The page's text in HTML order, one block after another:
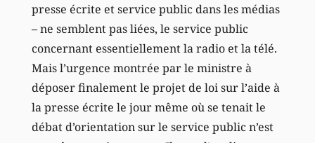
presse écrite et service public dans les médias
– ne semblent pas liées, le service public
concernant essentiellement la radio et la télé.
Mais l’urgence montrée par le ministre à
déposer finalement le projet de loi sur l’aide à
la presse écrite le jour même où se tenait le
débat d’orientation sur le service public n’est